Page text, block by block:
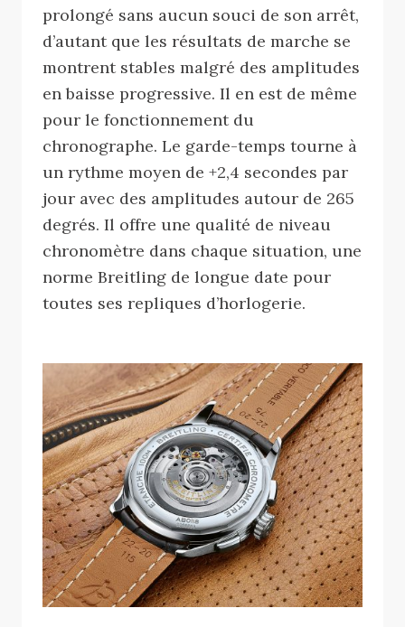
prolongé sans aucun souci de son arrêt,
d’autant que les résultats de marche se
montrent stables malgré des amplitudes
en baisse progressive. Il en est de même
pour le fonctionnement du
chronographe. Le garde-temps tourne à
un rythme moyen de +2,4 secondes par
jour avec des amplitudes autour de 265
degrés. Il offre une qualité de niveau
chronomètre dans chaque situation, une
norme Breitling de longue date pour
toutes ses repliques d’horlogerie.